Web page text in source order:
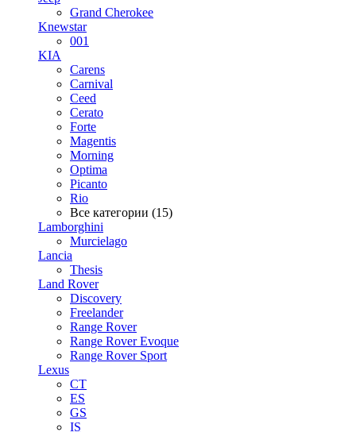
Grand Cherokee
Knewstar
001
KIA
Carens
Carnival
Ceed
Cerato
Forte
Magentis
Morning
Optima
Picanto
Rio
Все категории (15)
Lamborghini
Murcielago
Lancia
Thesis
Land Rover
Discovery
Freelander
Range Rover
Range Rover Evoque
Range Rover Sport
Lexus
CT
ES
GS
IS